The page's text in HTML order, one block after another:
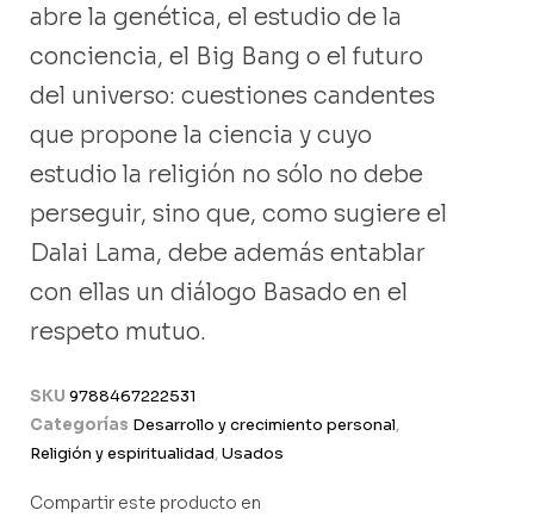
abre la genética, el estudio de la
conciencia, el Big Bang o el futuro
del universo: cuestiones candentes
que propone la ciencia y cuyo
estudio la religión no sólo no debe
perseguir, sino que, como sugiere el
Dalai Lama, debe además entablar
con ellas un diálogo Basado en el
respeto mutuo.
SKU 9788467222531
Categorías Desarrollo y crecimiento personal,
Religión y espiritualidad,Usados
Compartir este producto en